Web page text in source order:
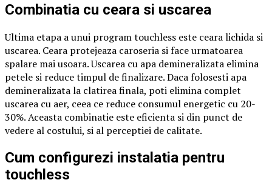
Combinatia cu ceara si uscarea
Ultima etapa a unui program touchless este ceara lichida si
uscarea. Ceara protejeaza caroseria si face urmatoarea
spalare mai usoara. Uscarea cu apa demineralizata elimina
petele si reduce timpul de finalizare. Daca folosesti apa
demineralizata la clatirea finala, poti elimina complet
uscarea cu aer, ceea ce reduce consumul energetic cu 20-
30%. Aceasta combinatie este eficienta si din punct de
vedere al costului, si al perceptiei de calitate.
Cum configurezi instalatia pentru
touchless